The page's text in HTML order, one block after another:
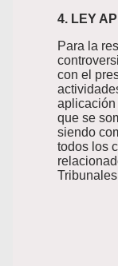
4. LEY
Para la
con el
que se
siendo
todos los